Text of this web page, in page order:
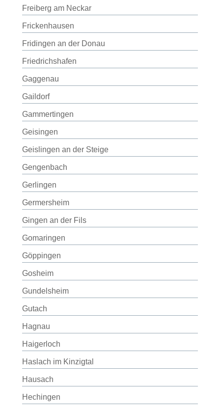
Freiberg am Neckar
Frickenhausen
Fridingen an der Donau
Friedrichshafen
Gaggenau
Gaildorf
Gammertingen
Geisingen
Geislingen an der Steige
Gengenbach
Gerlingen
Germersheim
Gingen an der Fils
Gomaringen
Göppingen
Gosheim
Gundelsheim
Gutach
Hagnau
Haigerloch
Haslach im Kinzigtal
Hausach
Hechingen